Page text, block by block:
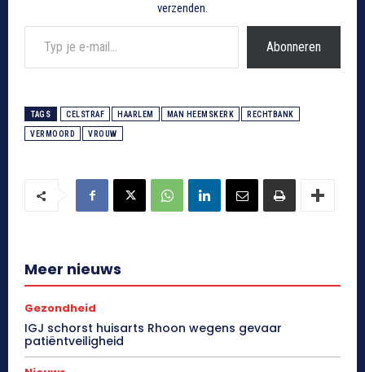
verzenden.
Typ je e-mail...
Abonneren
TAGS CELSTRAF HAARLEM MAN HEEMSKERK RECHTBANK
VERMOORD VROUW
Meer nieuws
Gezondheid
IGJ schorst huisarts Rhoon wegens gevaar
patiëntveiligheid